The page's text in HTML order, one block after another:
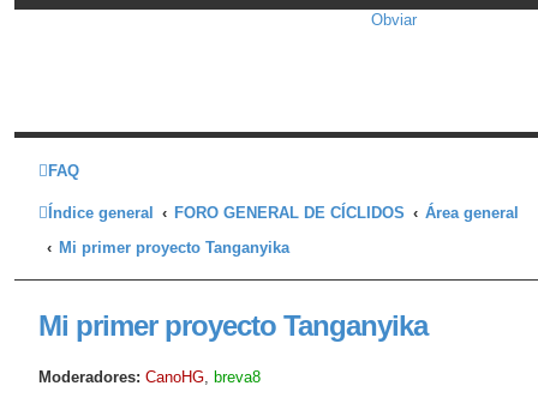
Obviar
FAQ
Índice general FORO GENERAL DE CÍCLIDOS
Área general
Mi primer proyecto Tanganyika
Mi primer proyecto Tanganyika
Moderadores: CanoHG, breva8